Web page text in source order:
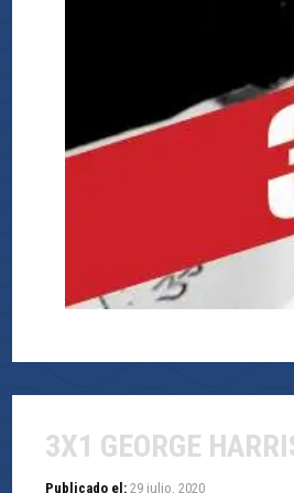
3X1 GEORGE
Publicado el: 29 julio, 2020